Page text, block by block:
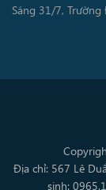
Sáng 31/7, Trường
Địa chỉ: 567 Lê
sinh: